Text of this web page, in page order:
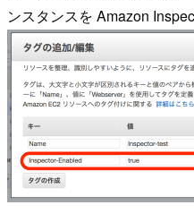
ンスタンスを Amazon